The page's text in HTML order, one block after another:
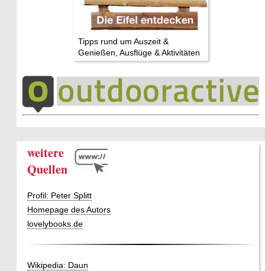
Tipps rund um Auszeit &
Genießen, Ausflüge & Aktivitäten
weitere
Quellen
Profil: Peter Splitt
Homepage des Autors
lovelybooks.de
Wikipedia: Daun